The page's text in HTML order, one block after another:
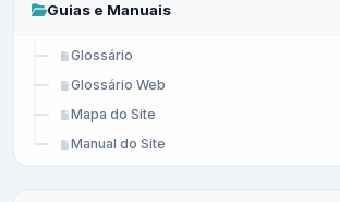
Guias e Manuais
Glossário
Glossário Web
Mapa do Site
Manual do Site